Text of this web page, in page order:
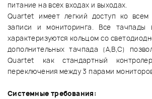
питание на всех входах и выходах.
Quartet имеет легкий доступ ко
записи и мониторинга. Все тачпады
характеризуются кольцом со
дополнительных тачпада (А,В,С)
Quartet как стандартный
переключения между 3 парами
Системные требования: